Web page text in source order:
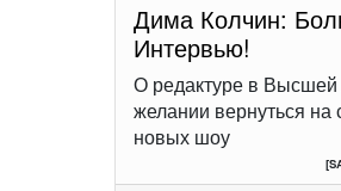
Дима Колчин:
Интервью!
О редактуре в Высшей
желании вернуться на
новых шоу